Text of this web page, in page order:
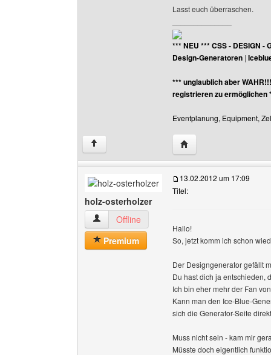
Lasst euch überraschen.
*** NEU *** CSS - DESIGN -
Design-Generatoren |
*** unglaublich aber
registrieren zu ermöglichen
Eventplanung, Equipment,
↑ Website dieses
holz-osterholzer
holz-osterholzer Benutzer-Profile anzeigen
Offline
Premium
13.02.2012 um 17:09
Titel:
Hallo!
So, jetzt komm ich schon
Der Designgenerator gefällt
Du hast dich ja entschieden,
Ich bin eher mehr der Fan
Kann man den Ice-Blue-
sich die Generator-Seite
Muss nicht sein - kam mir
Müsste doch eigentlich